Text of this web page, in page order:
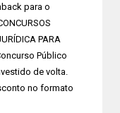
para o
PARA
Público
de volta.
no formato